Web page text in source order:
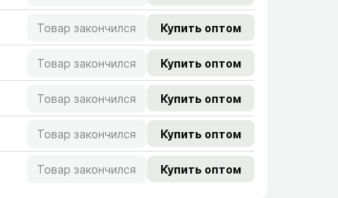
Товар закончился Купить оптом
Товар закончился Купить оптом
Товар закончился Купить оптом
Товар закончился Купить оптом
Товар закончился Купить оптом